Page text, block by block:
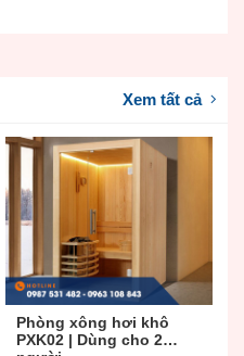
Xem tất cả
Phòng xông hơi khô
PXK02 | Dùng cho 2